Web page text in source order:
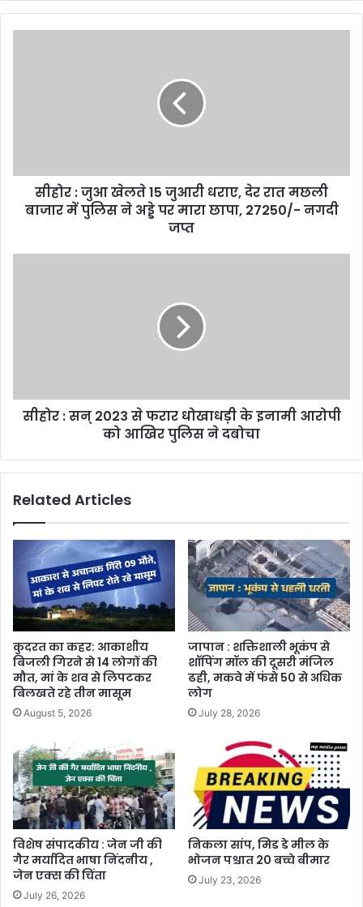
s
सीहोर : जुआ खेलते 15 जुआरी धराए, देर रात मछली
बाजार में पुलिस ने अड्डे पर मारा छापा, 27250/- नगदी
जप्त
सीहोर : सन् 2023 से फरार धोखाधड़ी के इनामी आरोपी
को आखिर पुलिस ने दबोचा
Related Articles
कुदरत का कहर: आकाशीय
बिजली गिरने से 14 लोगों की
मौत, मां के शव से लिपटकर
बिलखते रहे तीन मासूम
August 5, 2026
जापान : शक्तिशाली भूकंप से
शॉपिंग मॉल की दूसरी मंजिल
ढही, मकवे में फंसे 50 से अधिक
लोग
July 28, 2026
विशेष संपादकीय : जेन जी की
गैर मर्यादित भाषा निंदनीय ,
जेन एक्स की चिंता
July 26, 2026
निकला सांप, मिड डे मील के
भोजन पश्चात 20 बच्चे बीमार
July 23, 2026